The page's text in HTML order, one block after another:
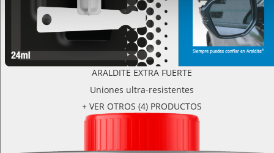
ARALDITE EXTRA FUERTE
Uniones ultra-resistentes
+ VER OTROS (4) PRODUCTOS